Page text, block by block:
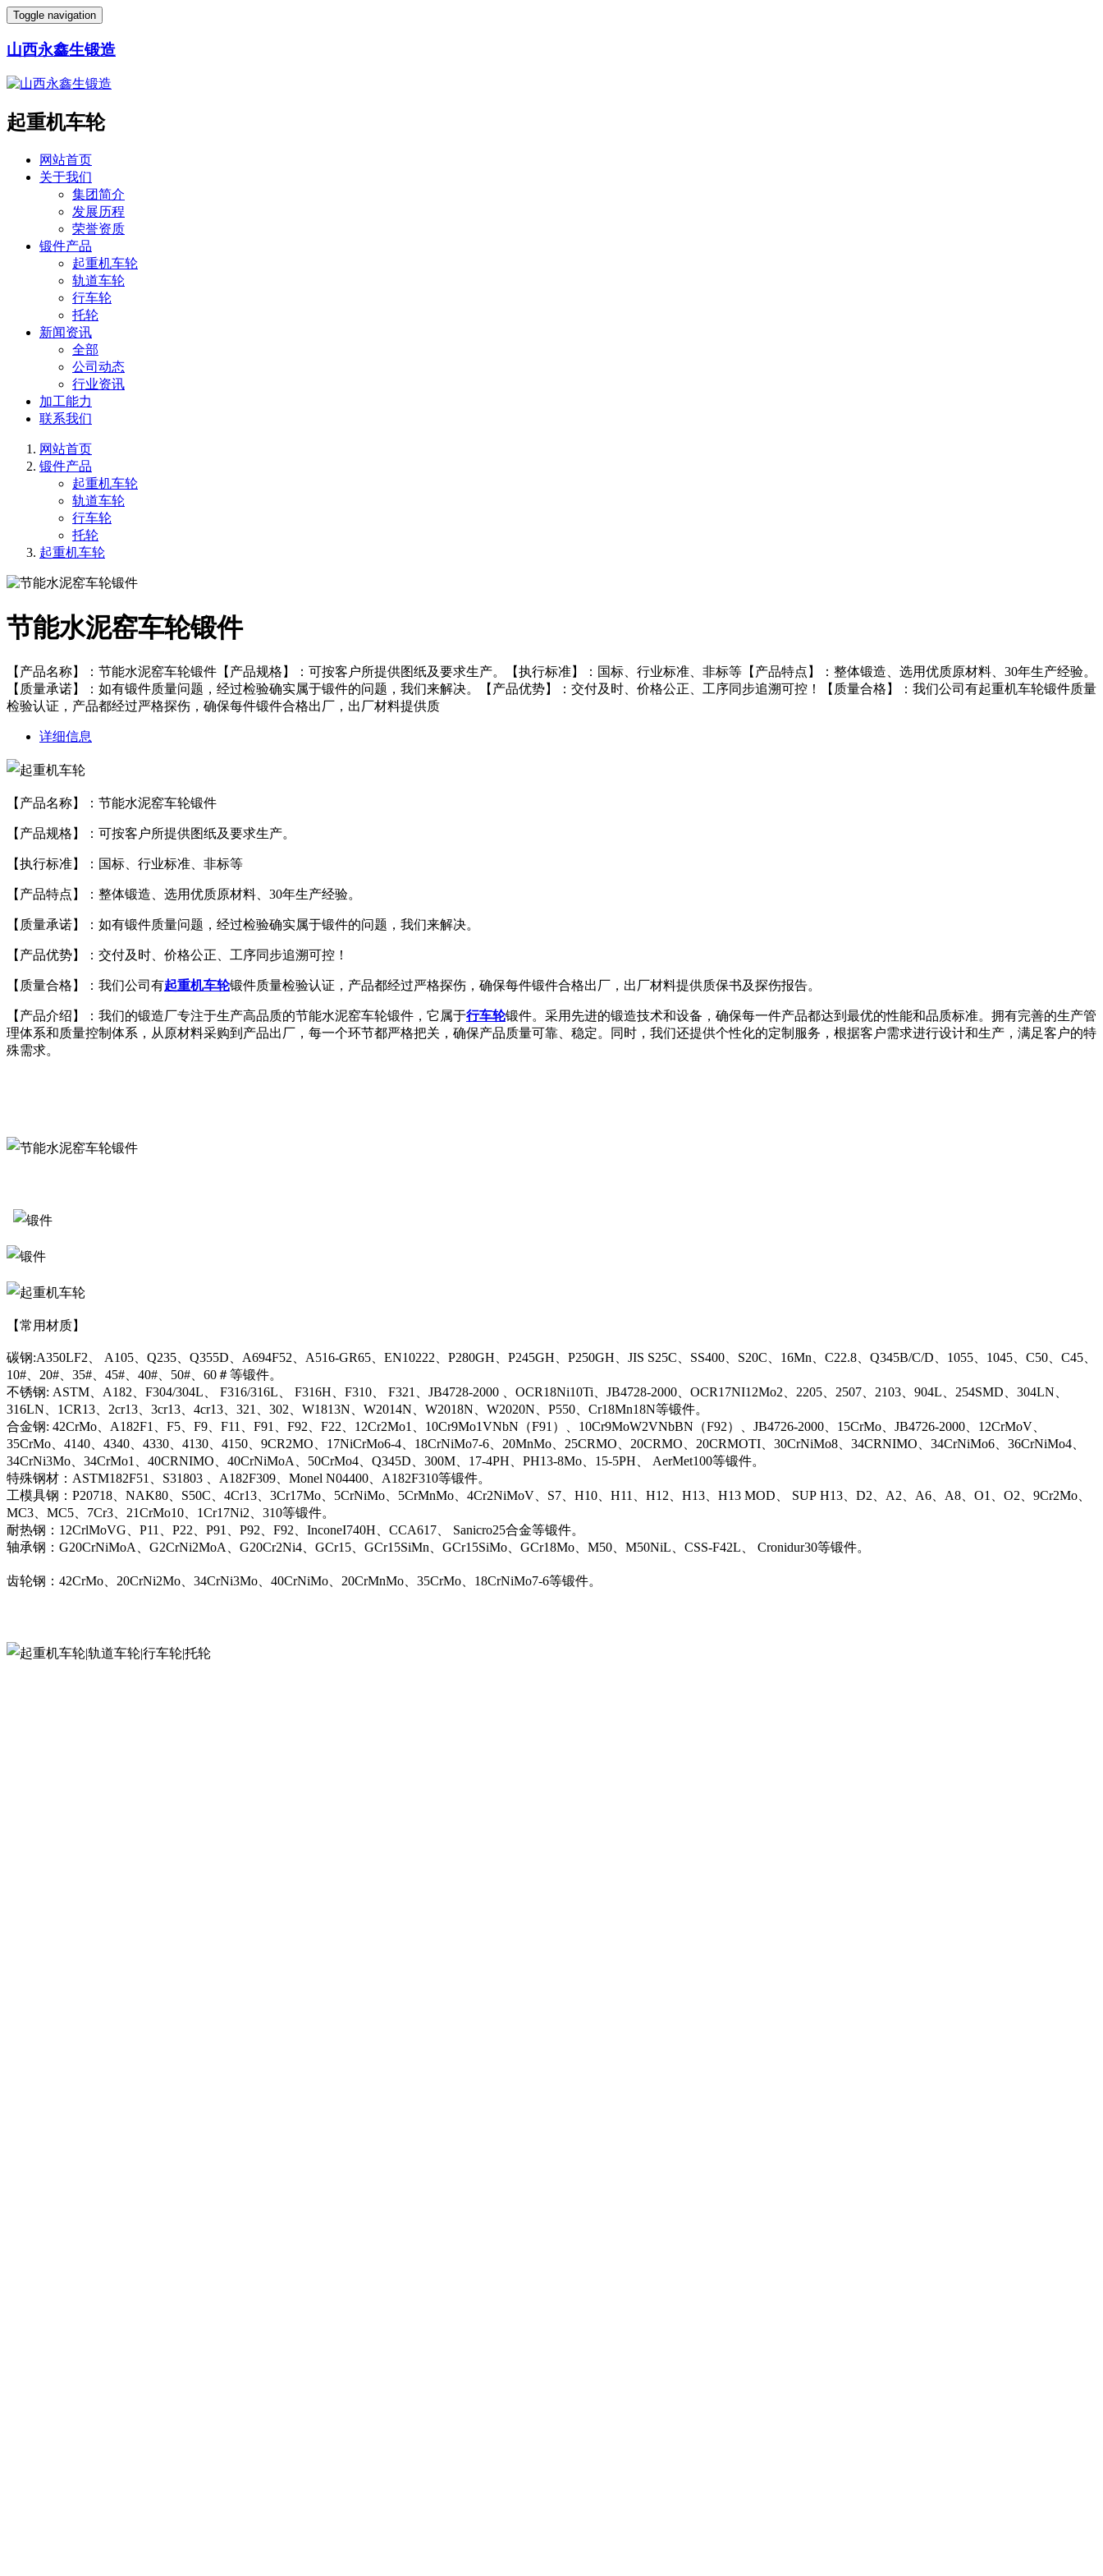
Toggle navigation
山西永鑫生锻造
起重机车轮
网站首页
关于我们
集团简介
发展历程
荣誉资质
锻件产品
起重机车轮
轨道车轮
行车轮
托轮
新闻资讯
全部
公司动态
行业资讯
加工能力
联系我们
网站首页
锻件产品
起重机车轮
轨道车轮
行车轮
托轮
起重机车轮
节能水泥窑车轮锻件
【产品名称】：节能水泥窑车轮锻件【产品规格】：可按客户所提供图纸及要求生产。【执行标准】：国标、行业标准、非标等【产品特点】：整体锻造、选用优质原材料、30年生产经验。
【质量承诺】：如有锻件质量问题，经过检验确实属于锻件的问题，我们来解决。【产品优势】：交付及时、价格公正、工序同步追溯可控！【质量合格】：我们公司有起重机车轮锻件质量
检验认证，产品都经过严格探伤，确保每件锻件合格出厂，出厂材料提供质
详细信息
【产品名称】：节能水泥窑车轮锻件
【产品规格】：可按客户所提供图纸及要求生产。
【执行标准】：国标、行业标准、非标等
【产品特点】：整体锻造、选用优质原材料、30年生产经验。
【质量承诺】：如有锻件质量问题，经过检验确实属于锻件的问题，我们来解决。
【产品优势】：交付及时、价格公正、工序同步追溯可控！
【质量合格】：我们公司有起重机车轮锻件质量检验认证，产品都经过严格探伤，确保每件锻件合格出厂，出厂材料提供质保书及探伤报告。
【产品介绍】：我们的锻造厂专注于生产高品质的节能水泥窑车轮锻件，它属于行车轮锻件。采用先进的锻造技术和设备，确保每一件产品都达到最优的性能和品质标准。拥有完善的生产管
理体系和质量控制体系，从原材料采购到产品出厂，每一个环节都严格把关，确保产品质量可靠、稳定。同时，我们还提供个性化的定制服务，根据客户需求进行设计和生产，满足客户的特
殊需求。
【常用材质】
碳钢:A350LF2、 A105、Q235、Q355D、A694F52、A516-GR65、EN10222、P280GH、P245GH、P250GH、JIS S25C、SS400、S20C、16Mn、C22.8、Q345B/C/D、1055、1045、C50、C45、
10#、20#、35#、45#、40#、50#、60＃等锻件。
不锈钢: ASTM、A182、F304/304L、 F316/316L、 F316H、F310、 F321、JB4728-2000 、OCR18Ni10Ti、JB4728-2000、OCR17NI12Mo2、2205、2507、2103、904L、254SMD、304LN、
316LN、1CR13、2cr13、3cr13、4cr13、321、302、W1813N、W2014N、W2018N、W2020N、P550、Cr18Mn18N等锻件。
合金钢: 42CrMo、A182F1、F5、F9、F11、F91、F92、F22、12Cr2Mo1、10Cr9Mo1VNbN（F91）、10Cr9MoW2VNbBN（F92）、JB4726-2000、15CrMo、JB4726-2000、12CrMoV、
35CrMo、4140、4340、4330、4130、4150、9CR2MO、17NiCrMo6-4、18CrNiMo7-6、20MnMo、25CRMO、20CRMO、20CRMOTI、30CrNiMo8、34CRNIMO、34CrNiMo6、36CrNiMo4、
34CrNi3Mo、34CrMo1、40CRNIMO、40CrNiMoA、50CrMo4、Q345D、300M、17-4PH、PH13-8Mo、15-5PH、 AerMet100等锻件。
特殊钢材：ASTM182F51、S31803 、A182F309、Monel N04400、A182F310等锻件。
工模具钢：P20718、NAK80、S50C、4Cr13、3Cr17Mo、5CrNiMo、5CrMnMo、4Cr2NiMoV、S7、H10、H11、H12、H13、H13 MOD、 SUP H13、D2、A2、A6、A8、O1、O2、9Cr2Mo、
MC3、MC5、7Cr3、21CrMo10、1Cr17Ni2、310等锻件。
耐热钢：12CrlMoVG、P11、P22、P91、P92、F92、InconeI740H、CCA617、 Sanicro25合金等锻件。
轴承钢：G20CrNiMoA、G2CrNi2MoA、G20Cr2Ni4、GCr15、GCr15SiMn、GCr15SiMo、GCr18Mo、M50、M50NiL、CSS-F42L、 Cronidur30等锻件。
齿轮钢：42CrMo、20CrNi2Mo、34CrNi3Mo、40CrNiMo、20CrMnMo、35CrMo、18CrNiMo7-6等锻件。